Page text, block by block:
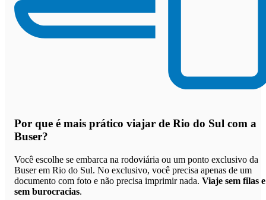
Por que é mais prático viajar de Rio do Sul com a
Buser?
Você escolhe se embarca na rodoviária ou um ponto exclusivo da
Buser em Rio do Sul. No exclusivo, você precisa apenas de um
documento com foto e não precisa imprimir nada. Viaje sem filas e
sem burocracias.